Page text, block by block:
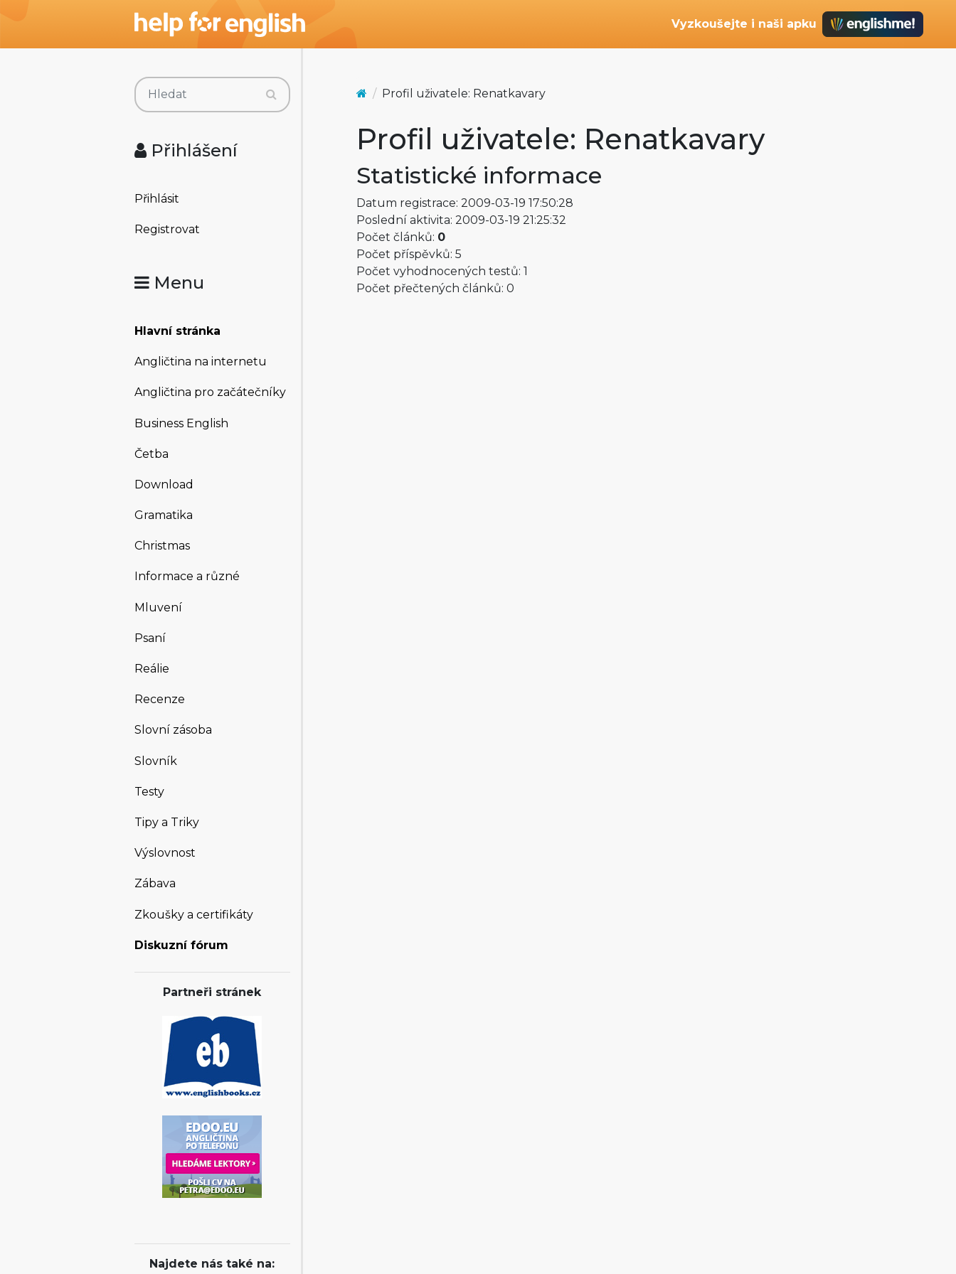
Vyzkoušejte i naši apku
Přihlášení
Přihlásit
Registrovat
Menu
Hlavní stránka
Angličtina na internetu
Angličtina pro začátečníky
Business English
Četba
Download
Gramatika
Christmas
Informace a různé
Mluvení
Psaní
Reálie
Recenze
Slovní zásoba
Slovník
Testy
Tipy a Triky
Výslovnost
Zábava
Zkoušky a certifikáty
Diskuzní fórum
Partneři stránek
Najdete nás také na:
Profil uživatele: Renatkavary
Profil uživatele: Renatkavary
Statistické informace
Datum registrace: 2009-03-19 17:50:28
Poslední aktivita: 2009-03-19 21:25:32
Počet článků: 0
Počet příspěvků: 5
Počet vyhodnocených testů: 1
Počet přečtených článků: 0